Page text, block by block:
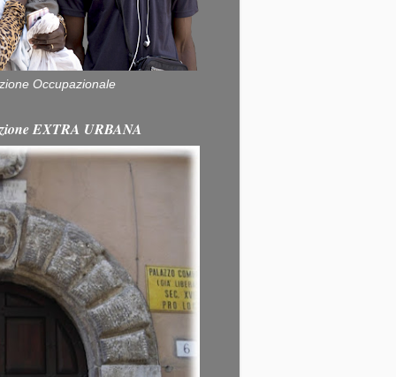
Occupazionale
EXTRA URBANA